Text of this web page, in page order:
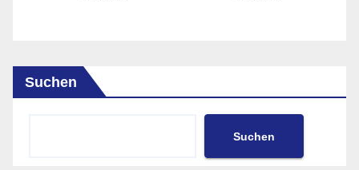
Suchen
Suchen